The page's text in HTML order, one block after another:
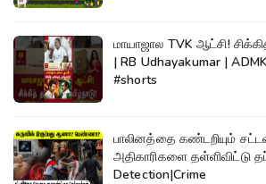
மாயாஜால TVK ஆட்சி!
| RB Udhayakumar |
#shorts
பாலினத்தை கண்டறியும்
அதிகாரிகளை தள்ளிவிட்டு
Detection|Crime